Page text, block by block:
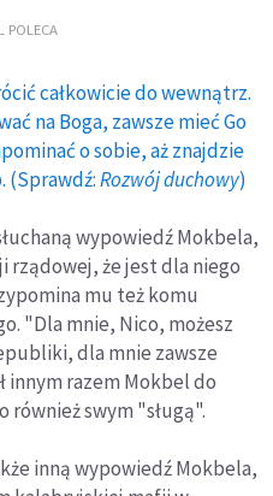
POLECA
całkowicie do wewnątrz.
na Boga, zawsze mieć Go
o sobie, aż znajdzie
(Sprawdź:Rozwój duchowy)
wypowiedź Mokbela,
że jest dla niego
mu też komu
"Dla mnie, Nico, możesz
dla mnie zawsze
razem Mokbel do
również swym "sługą".
inną wypowiedź Mokbela,